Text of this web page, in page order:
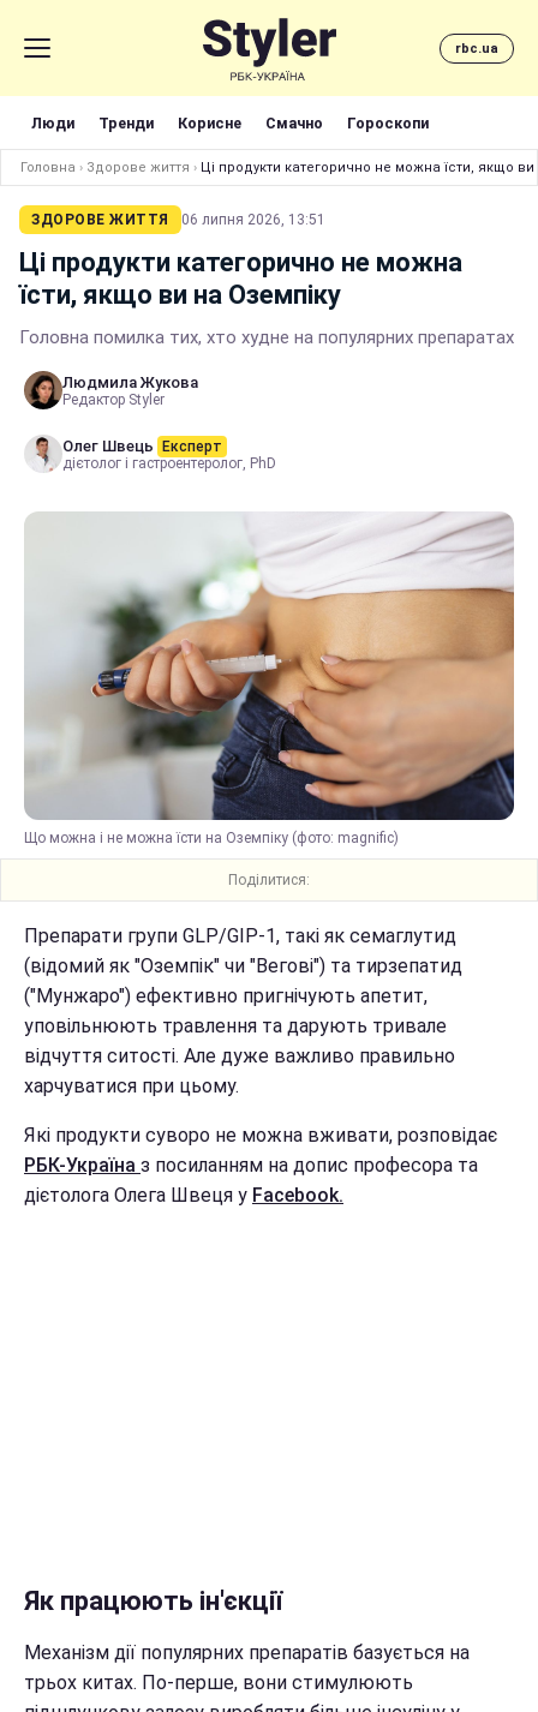
rbc.ua
Люди Тренди Корисне Смачно Гороскопи
Головна › Здорове життя › Ці продукти категорично не можна їсти, якщо ви
ЗДОРОВЕ ЖИТТЯ 06 липня 2026, 13:51
Ці продукти категорично не можна
їсти, якщо ви на Оземпіку
Головна помилка тих, хто худне на популярних препаратах
Людмила Жукова
Редактор Styler
Олег Швець Експерт
дієтолог і гастроентеролог, PhD
Що можна і не можна їсти на Оземпіку (фото: magnific)
Поділитися:
Препарати групи GLP/GIP-1, такі як семаглутид
(відомий як "Оземпік" чи "Вегові") та тирзепатид
("Мунжаро") ефективно пригнічують апетит,
уповільнюють травлення та дарують тривале
відчуття ситості. Але дуже важливо правильно
харчуватися при цьому.
Які продукти суворо не можна вживати, розповідає
РБК-Україна з посиланням на допис професора та
дієтолога Олега Швеця у Facebook.
Як працюють ін'єкції
Механізм дії популярних препаратів базується на
трьох китах. По-перше, вони стимулюють